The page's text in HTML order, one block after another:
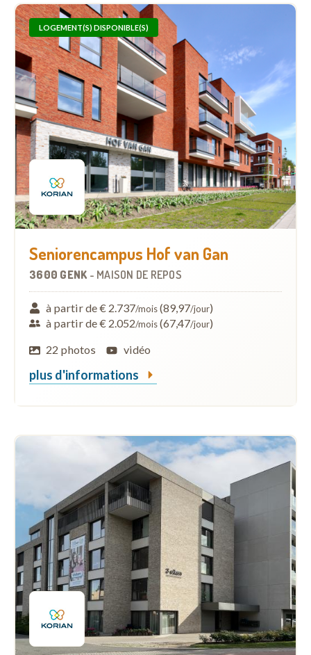
LOGEMENT(S) DISPONIBLE(S)
Seniorencampus Hof van Gan
3600 GENK - MAISON DE REPOS
à partir de € 2.737/mois(89,97/jour)
à partir de € 2.052/mois(67,47/jour)
22 photos
vidéo
plus d'informations